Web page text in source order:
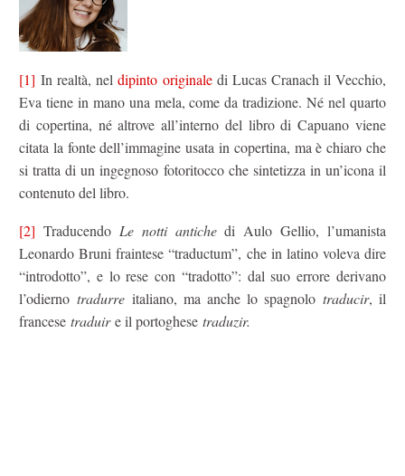
[1] In realtà, neldipinto originaledi Lucas Cranach il Vecchio,
Eva tiene in mano una mela, come da tradizione. Né nel quarto
di copertina, né altrove all’interno del libro di Capuano viene
citata la fonte dell’immagine usata in copertina, ma è chiaro che
si tratta di un ingegnoso fotoritocco che sintetizza in un’icona il
contenuto del libro.
[2] Traducendo Le notti antichedi Aulo Gellio, l’umanista
Leonardo Bruni fraintese “traductum”, che in latino voleva dire
“introdotto”, e lo rese con “tradotto”: dal suo errore derivano
l’odierno tradurre italiano, ma anche lo spagnolo traducir, il
francese traduire il portoghese traduzir.